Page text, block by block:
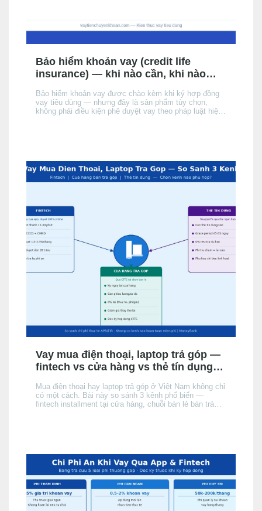
Bảo hiểm khoản vay (credit life
insurance) — khi nào cần, khi nào
Bảo hiểm khoản vay được chào kèm khi ký hợp đồng
vay tiêu dùng — nhưng đây là sản phẩm tùy chọn,
không phải điều kiện phê duyệt vay theo pháp luật hiện
Vay mua điện thoại, laptop trả góp —
fintech vs cửa hàng vs thẻ tín dụng:
Mua điện thoại hay laptop trả góp ở Việt Nam không chỉ
có một cách. Bài này so sánh 3 kênh phổ biến —
fintech installment tại cửa hàng, chuỗi bán lẻ bán trả